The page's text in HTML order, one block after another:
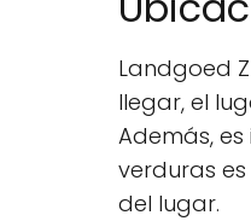
Landgoed
llegar, el
Además,
verduras
del lugar.